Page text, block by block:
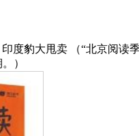
印度豹大甩卖 （“北京阅读
）